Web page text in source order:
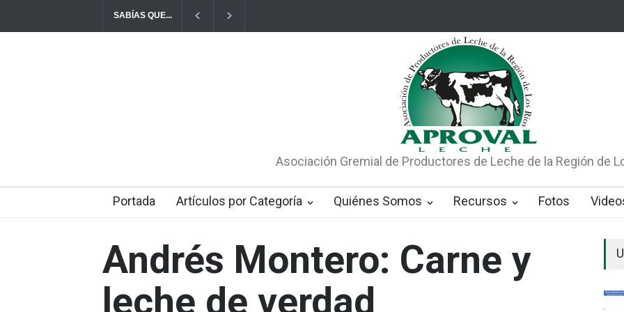
SABÍAS QUE...
De cada 3 litros de leche que se producen en Chile 1 proviene de la Región de Los Ríos El consumo de lácteos en
Asociación Gremial de Productores de Leche de la Región de
Portada Artículos por Categoría Quiénes Somos Recursos Fotos
Andrés Montero: Carne y
leche de verdad